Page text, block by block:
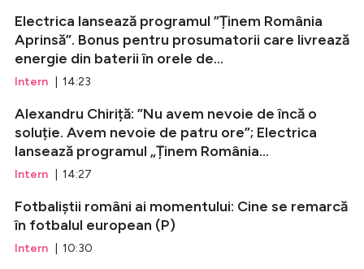
Electrica lansează programul ”Ținem România
Aprinsă”. Bonus pentru prosumatorii care livrează
energie din baterii în orele de...
Intern | 14:23
Alexandru Chiriță: ”Nu avem nevoie de încă o
soluție. Avem nevoie de patru ore”; Electrica
lansează programul „Ținem România...
Intern | 14:27
Fotbaliștii români ai momentului: Cine se remarcă
în fotbalul european (P)
Intern | 10:30